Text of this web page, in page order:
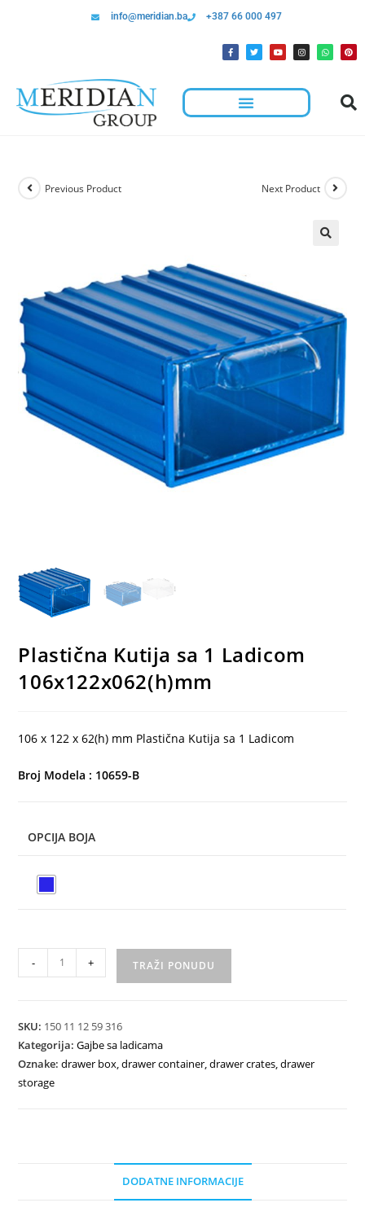
info@meridian.ba +387 66 000 497
Previous Product Next Product
Plastična Kutija sa 1 Ladicom
106x122x062(h)mm
106 x 122 x 62(h) mm Plastična Kutija sa 1 Ladicom
Broj Modela : 10659-B
OPCIJA BOJA
- + TRAŽI PONUDU
SKU: 150 11 12 59 316
Kategorija:Gajbe sa ladicama
Oznake:drawer box,drawer container,drawer crates,drawer
storage
DODATNE INFORMACIJE